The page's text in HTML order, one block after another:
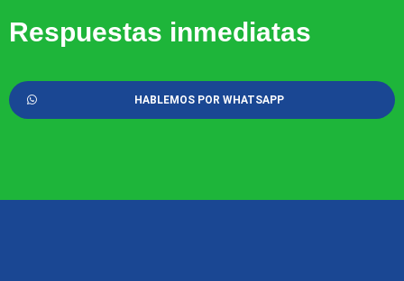
Respuestas inmediatas
HABLEMOS POR WHATSAPP